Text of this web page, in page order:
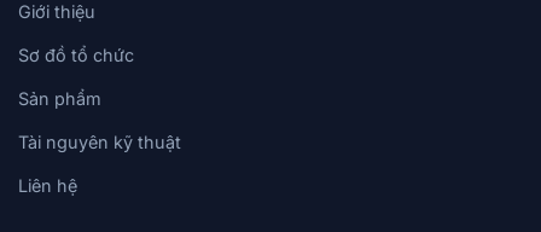
Giới thiệu
Sơ đồ tổ chức
Sản phẩm
Tài nguyên kỹ thuật
Liên hệ